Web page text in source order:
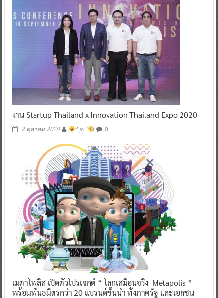
งาน Startup Thailand x Innovation Thailand Expo 2020
2 ตุลาคม 2020 ^ jo ^ 0
เมตาโพลิส เปิดตัวโปรเจกต์ “ โลกเสมือนจริง Metapolis ”
พร้อมพันธมิตรกว่า 20 แบรนด์ชั้นนำ ทั้งภาครัฐ และเอกชน